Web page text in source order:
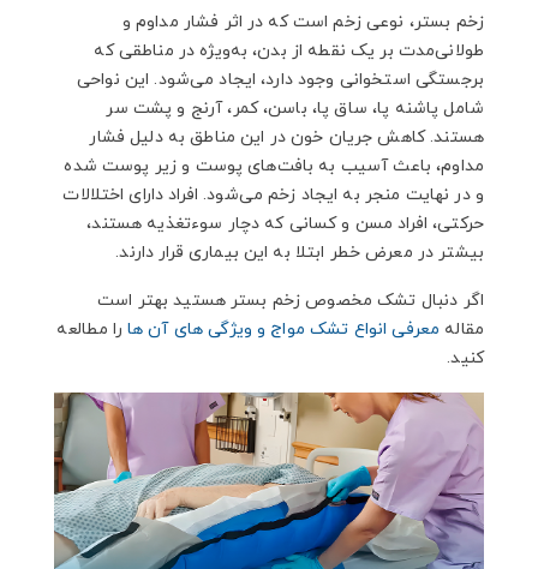
زخم بستر، نوعی زخم است که در اثر فشار مداوم و
طولانی‌مدت بر یک نقطه از بدن، به‌ویژه در مناطقی که
برجستگی استخوانی وجود دارد، ایجاد می‌شود. این نواحی
شامل پاشنه پا، ساق پا، باسن، کمر، آرنج و پشت سر
هستند. کاهش جریان خون در این مناطق به دلیل فشار
مداوم، باعث آسیب به بافت‌های پوست و زیر پوست شده
و در نهایت منجر به ایجاد زخم می‌شود. افراد دارای اختلالات
حرکتی، افراد مسن و کسانی که دچار سوءتغذیه هستند،
بیشتر در معرض خطر ابتلا به این بیماری قرار دارند.
اگر دنبال تشک مخصوص زخم بستر هستید بهتر است
مقاله معرفی انواع تشک مواج و ویژگی های آن ها را مطالعه
کنید.